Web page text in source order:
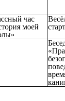
час
моей